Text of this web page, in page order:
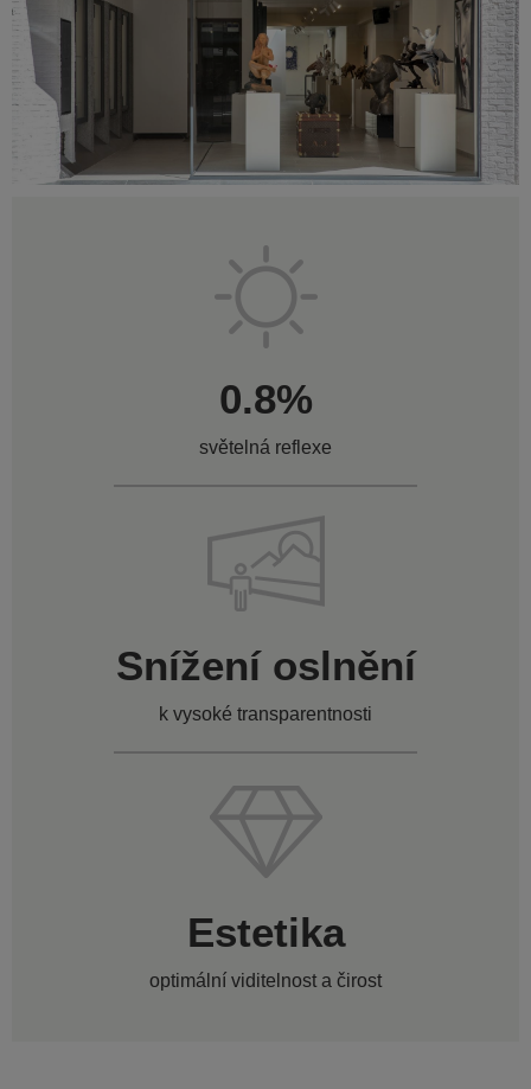
0.8%
světelná reflexe
Snížení oslnění
k vysoké transparentnosti
Estetika
optimální viditelnost a čirost